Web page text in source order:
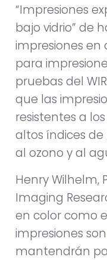
“Impresiones
bajo vidrio” de
impresiones en
para
pruebas del
que las
resistentes a
altos índices
al ozono y al
Henry Wilhelm,
Imaging
en color como
impresiones
mantendrán